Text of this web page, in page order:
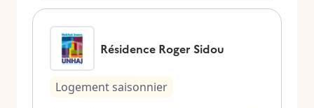
Résidence Roger Sidou
Logement saisonnier